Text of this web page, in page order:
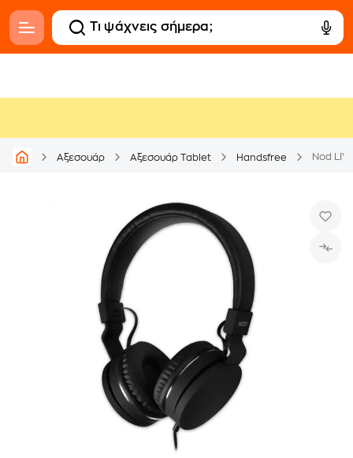
Αξεσουάρ Αξεσουάρ Tablet Handsfree Nod